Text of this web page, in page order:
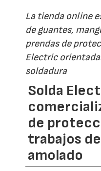
La tienda online
de guantes,
prendas de
Electric
soldadura
Solda
de
trabajos
amolado